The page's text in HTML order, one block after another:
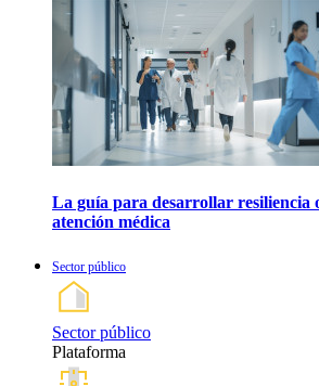
La guía para desarrollar resiliencia
atención médica
Sector público
Sector público
Plataforma